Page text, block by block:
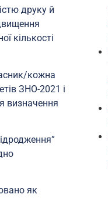
друку й
кількості
кожна
ЗНО-2021 і
визначення
як